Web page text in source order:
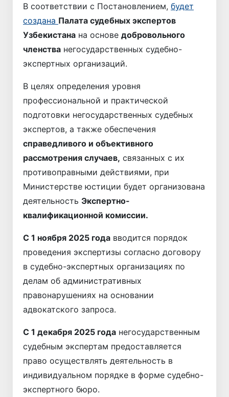
В соответствии с Постановлением, будет
создана Палата судебных экспертов
Узбекистана на основе добровольного
членства негосударственных судебно-
экспертных организаций.
В целях определения уровня
профессиональной и практической
подготовки негосударственных судебных
экспертов, а также обеспечения
справедливого и объективного
рассмотрения случаев, связанных с их
противоправными действиями, при
Министерстве юстиции будет организована
деятельность Экспертно-
квалификационной комиссии.
С 1 ноября 2025 года вводится порядок
проведения экспертизы согласно договору
в судебно-экспертных организациях по
делам об административных
правонарушениях на основании
адвокатского запроса.
С 1 декабря 2025 года негосударственным
судебным экспертам предоставляется
право осуществлять деятельность в
индивидуальном порядке в форме судебно-
экспертного бюро.